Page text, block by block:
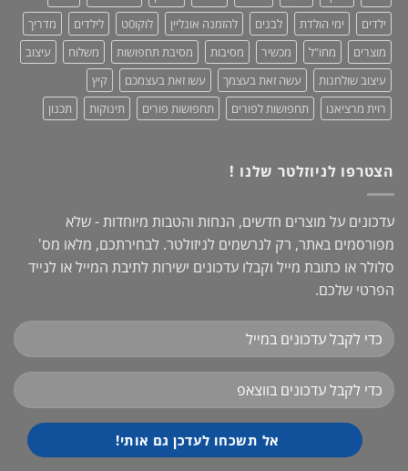
ילדים
ימי הולדת לבנים להזמנה אונליין לוקו0ט לילדים
מדריך
מוצרים
מחו"ל מכשיר מסיבות מסיבת תחפושות משלוח
עיצוב
עיצוב שולחנות
עשה זאת בעצמך עשו זאת בעצמכם
קיץ
רוית מרציאנו
תחפושות לפורים תחפושות פורים תינוקות תכנון
הצטרפו לניוזלטר שלנו !
עדכונים על מוצרים חדשים, הנחות והטבות מיוחדות - שלא
מפורסמים באתר, רק לנרשמים לניזולטר. לבחירתכם, מלאו מס'
סלולר או כתובת מייל וקבלו עדכונים ישירות לתיבת המייל או לנייד
הפרטי שלכם.